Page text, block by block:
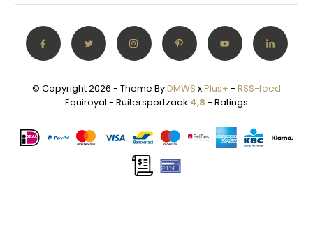
© Copyright 2026 - Theme ByDMWS xPlus+ - RSS-feed
Equiroyal - Ruitersportzaak 4,8 - Ratings